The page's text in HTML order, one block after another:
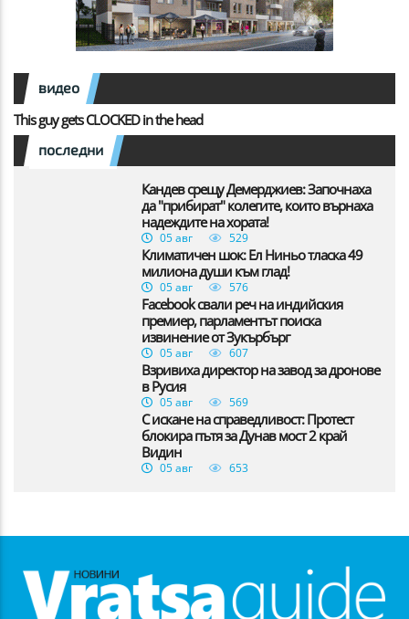
видео
This guy gets CLOCKED in the head
последни
Кандев срещу Демерджиев: Започнаха
да "прибират" колегите, които върнаха
надеждите на хората!
05 авг 529
Климатичен шок: Ел Ниньо тласка 49
милиона души към глад!
05 авг 576
Facebook свали реч на индийския
премиер, парламентът поиска
извинение от Зукърбърг
05 авг 607
Взривиха директор на завод за дронове
в Русия
05 авг 569
С искане на справедливост: Протест
блокира пътя за Дунав мост 2 край
Видин
05 авг 653